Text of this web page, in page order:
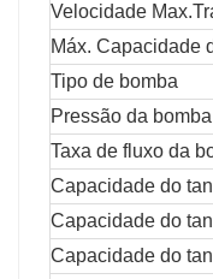
Velocidade
Máx. Capacidade
Tipo de bomba
Pressão da
Taxa de fluxo da
Capacidade do
Capacidade do
Capacidade do